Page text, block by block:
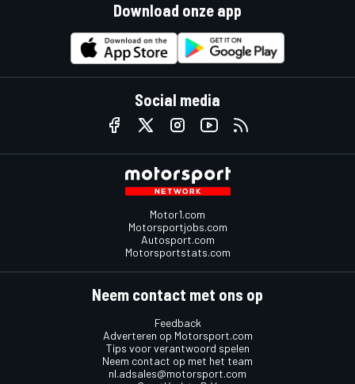
Download onze app
Social media
Motor1.com
Motorsportjobs.com
Autosport.com
Motorsportstats.com
Neem contact met ons op
Feedback
Adverteren op Motorsport.com
Tips voor verantwoord spelen
Neem contact op met het team
nl.adsales@motorsport.com